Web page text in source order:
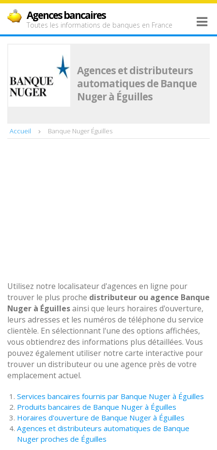
Agences bancaires
Toutes les informations de banques en France
Agences et distributeurs
automatiques de Banque
Nuger à Éguilles
Accueil Banque Nuger Éguilles
Utilisez notre localisateur d'agences en ligne pour
trouver le plus proche distributeur ou agence Banque
Nuger à Éguillesainsi que leurs horaires d'ouverture,
leurs adresses et les numéros de téléphone du service
clientèle. En sélectionnant l'une des options affichées,
vous obtiendrez des informations plus détaillées. Vous
pouvez également utiliser notre carte interactive pour
trouver un distributeur ou une agence près de votre
emplacement actuel.
Services bancaires fournis par Banque Nuger à Éguilles
Produits bancaires de Banque Nuger à Éguilles
Horaires d'ouverture de Banque Nuger à Éguilles
Agences et distributeurs automatiques de Banque
Nuger proches de Éguilles